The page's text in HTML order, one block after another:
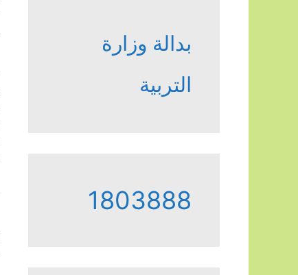
بدالة وزارة
التربية
1803888